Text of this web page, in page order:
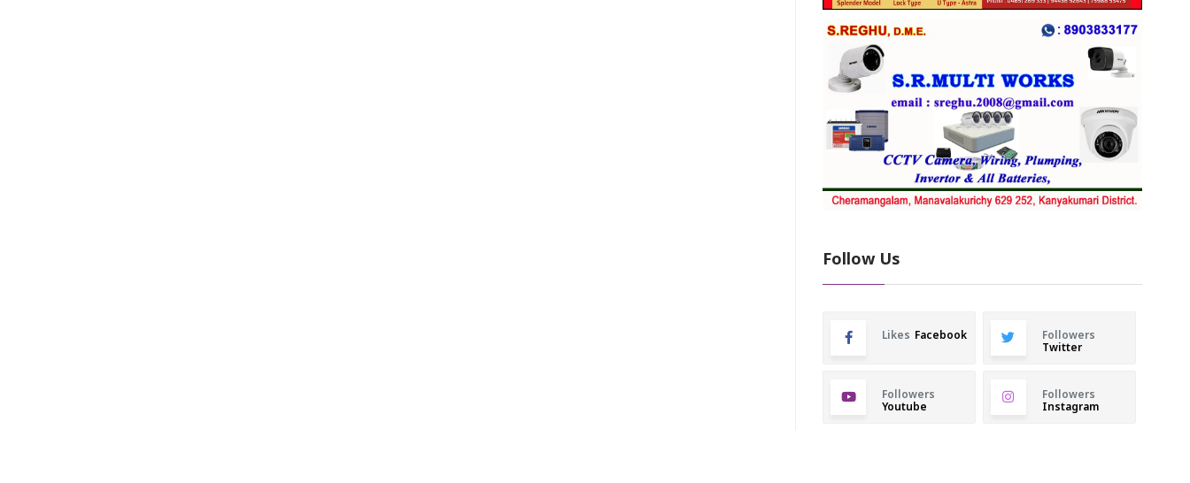
Follow Us
Likes Facebook
Followers
Twitter
Followers
Youtube
Followers
Instagram